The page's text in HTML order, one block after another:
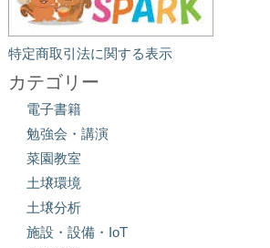
特定商取引法に関する表示
カテゴリー
電子書籍
勉強会・講演
菜園教室
土壌環境
土壌分析
施設・設備・IoT